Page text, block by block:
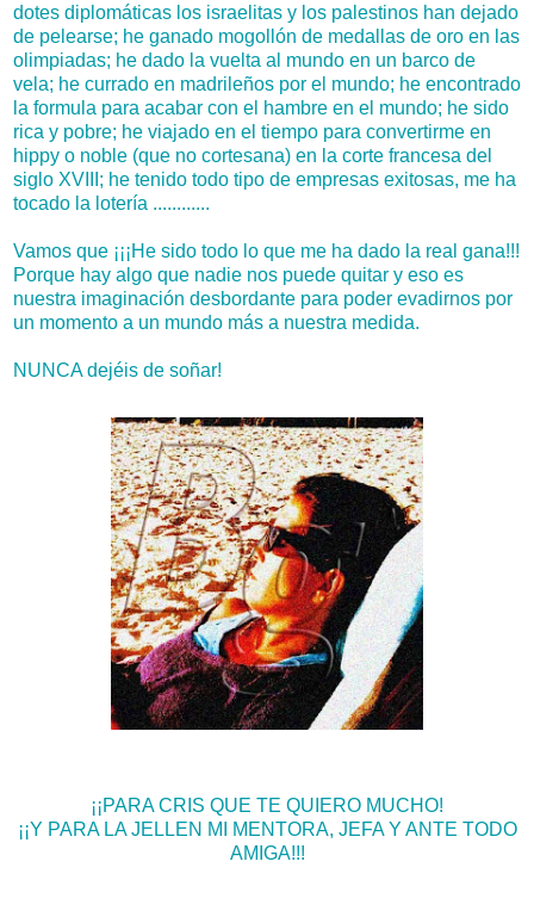
dotes diplomáticas los israelitas y los palestinos han dejado
de pelearse; he ganado mogollón de medallas de oro en las
olimpiadas; he dado la vuelta al mundo en un barco de
vela; he currado en madrileños por el mundo; he encontrado
la formula para acabar con el hambre en el mundo; he sido
rica y pobre; he viajado en el tiempo para convertirme en
hippy o noble (que no cortesana) en la corte francesa del
siglo XVIII; he tenido todo tipo de empresas exitosas, me ha
tocado la lotería ............
Vamos que ¡¡¡He sido todo lo que me ha dado la real gana!!!
Porque hay algo que nadie nos puede quitar y eso es
nuestra imaginación desbordante para poder evadirnos por
un momento a un mundo más a nuestra medida.
NUNCA dejéis de soñar!
¡¡PARA CRIS QUE TE QUIERO MUCHO!
¡¡Y PARA LA JELLEN MI MENTORA, JEFA Y ANTE TODO
AMIGA!!!